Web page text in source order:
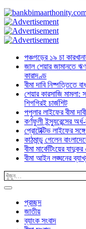
পঞ্চগড়ের ১৯ চা
জাল শেয়ার জামানতে ঋণ:
কারাদণ্ড
বীমা দাবি
শেয়ার কারসাজি
শিগগিরই চার্জশিট
পপুলার লাইফের বীমা
কর্ণফুলী ইন্স্যুরেন্সের
প্রোটেক্টিভ লাইফের
কাঠমান্ডু গেলেন
বীমা মার্কেটিংয়ের
বীমা আইন লঙ্ঘনের
প্রচ্ছদ
জাতীয়
ব্যাংক সংবাদ